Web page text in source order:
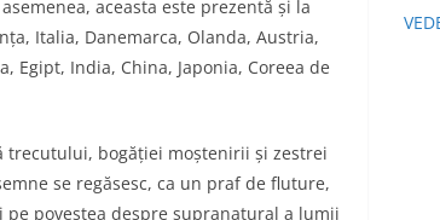
aceasta este prezentă și la
Italia, Danemarca, Olanda, Austria,
Egipt, India, China, Japonia, Coreea de
trecutului, bogăției moștenirii și zestrei
se regăsesc, ca un praf de fluture,
povestea despre supranatural a lumii